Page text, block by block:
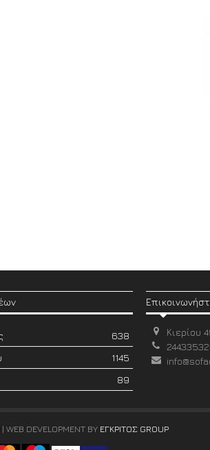
638
1145
89
Κιερίου
DEVELOPMENT BY ΕΓΚΡΙΤΟΣ GROUP